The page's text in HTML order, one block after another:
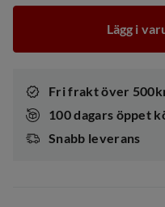
Lägg i
Fri frakt över
100 dagars öppet
Snabb leverans